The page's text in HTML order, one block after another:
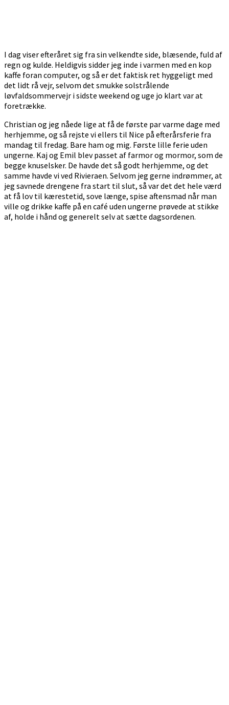
I dag viser efteråret sig fra sin velkendte side, blæsende, fuld af
regn og kulde. Heldigvis sidder jeg inde i varmen med en kop
kaffe foran computer, og så er det faktisk ret hyggeligt med
det lidt rå vejr, selvom det smukke solstrålende
løvfaldsommervejr i sidste weekend og uge jo klart var at
foretrække.
Christian og jeg nåede lige at få de første par varme dage med
herhjemme, og så rejste vi ellers til Nice på efterårsferie fra
mandag til fredag. Bare ham og mig. Første lille ferie uden
ungerne. Kaj og Emil blev passet af farmor og mormor, som de
begge knuselsker. De havde det så godt herhjemme, og det
samme havde vi ved Rivieraen. Selvom jeg gerne indrømmer, at
jeg savnede drengene fra start til slut, så var det det hele værd
at få lov til kærestetid, sove længe, spise aftensmad når man
ville og drikke kaffe på en café uden ungerne prøvede at stikke
af, holde i hånd og generelt selv at sætte dagsordenen.